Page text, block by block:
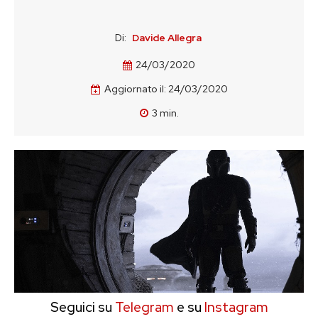
Di: Davide Allegra
24/03/2020
Aggiornato il: 24/03/2020
3 min.
Seguici su Telegram e su Instagram